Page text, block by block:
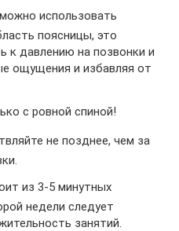
использовать
поясницы, это
к давлению на позвонки и
ощущения и избавляя от
с ровной спиной!
не позднее, чем за
из 3-5 минутных
недели следует
занятий.